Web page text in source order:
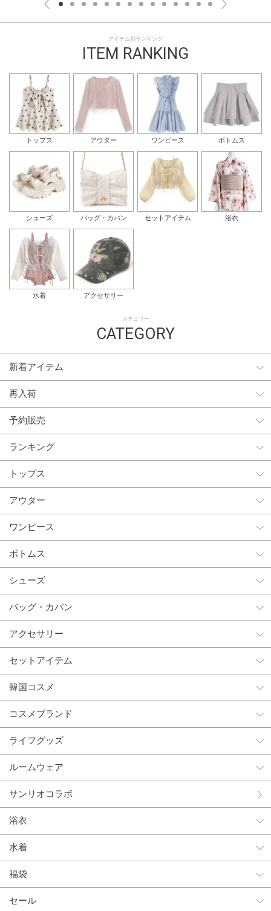
アイテム別ランキング
ITEM RANKING
トップス アウター ワンピース ボトムス
シューズ バッグ・カバン セットアイテム 浴衣
水着 アクセサリー
カテゴリー
CATEGORY
新着アイテム
再入荷
予約販売
ランキング
トップス
アウター
ワンピース
ボトムス
シューズ
バッグ・カバン
アクセサリー
セットアイテム
韓国コスメ
コスメブランド
ライフグッズ
ルームウェア
サンリオコラボ
浴衣
水着
福袋
セール